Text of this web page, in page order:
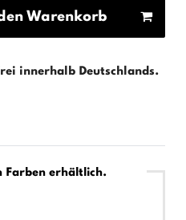
Warenkorb
innerhalb Deutschlands.
Farben erhältlich.